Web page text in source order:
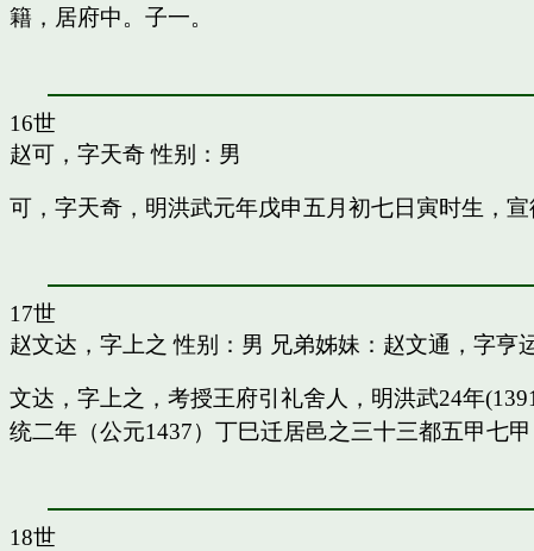
籍，居府中。子一。
16世
赵可，字天奇性别：男
可，字天奇，明洪武元年戊申五月初七日寅时生，
17世
赵文达，字上之 性别：男 兄弟姊妹： 赵文通，字亨
文达，字上之，考授王府引礼舍人，明洪武24年
统二年（公元1437）丁巳迁居邑之三十三都五甲七
18世